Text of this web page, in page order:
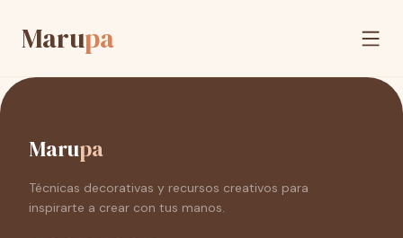
Marupa
Marupa
Técnicas decorativas y recursos creativos para
inspirarte a crear con tus manos.